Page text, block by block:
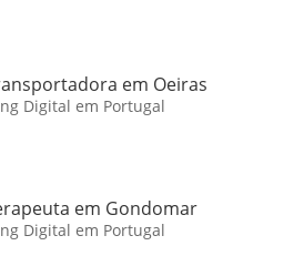
em Oeiras
Digital em Portugal
em Gondomar
Digital em Portugal